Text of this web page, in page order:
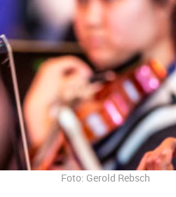
Foto: Gerold Rebsch